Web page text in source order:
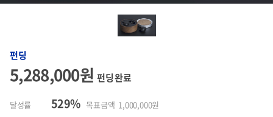
펀딩
5,288,000원펀딩 완료
달성률 529% 목표금액 1,000,000원